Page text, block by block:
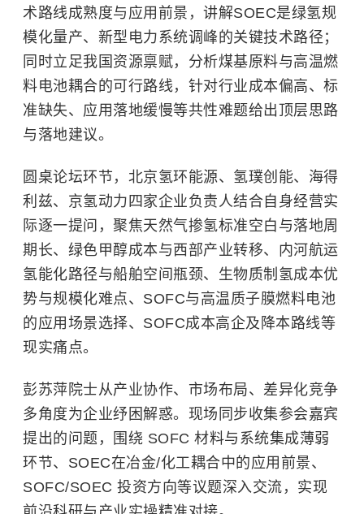
术路线成熟度与应用前景，讲解SOEC是绿氢规
模化量产、新型电力系统调峰的关键技术路径；
同时立足我国资源禀赋，分析煤基原料与高温燃
料电池耦合的可行路线，针对行业成本偏高、标
准缺失、应用落地缓慢等共性难题给出顶层思路
与落地建议。
圆桌论坛环节，北京氢环能源、氢璞创能、海得
利兹、京氢动力四家企业负责人结合自身经营实
际逐一提问，聚焦天然气掺氢标准空白与落地周
期长、绿色甲醇成本与西部产业转移、内河航运
氢能化路径与船舶空间瓶颈、生物质制氢成本优
势与规模化难点、SOFC与高温质子膜燃料电池
的应用场景选择、SOFC成本高企及降本路线等
现实痛点。
彭苏萍院士从产业协作、市场布局、差异化竞争
多角度为企业纾困解惑。现场同步收集参会嘉宾
提出的问题，围绕 SOFC 材料与系统集成薄弱
环节、SOEC在冶金/化工耦合中的应用前景、
SOFC/SOEC 投资方向等议题深入交流，实现